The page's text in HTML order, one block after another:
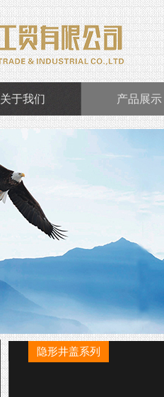
关于我们 产品展示
隐形井盖系列